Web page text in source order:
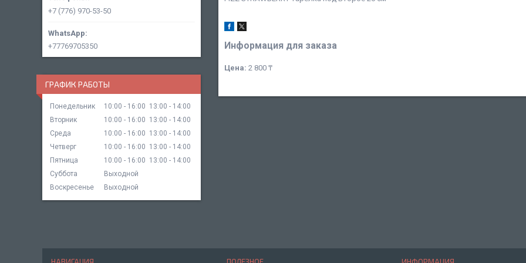
Информация для заказа
Цена: 2 800 ₸
+7 (776) 970-53-50
+77769705350
ГРАФИК РАБОТЫ
Понедельник 10:00 16:00 13:00
14:00
Вторник
10:00 16:00 13:00
14:00
Среда
10:00 16:00 13:00
14:00
Четверг
10:00 16:00 13:00
14:00
Пятница
10:00 16:00 13:00
14:00
Суббота
Выходной
Воскресенье
Выходной